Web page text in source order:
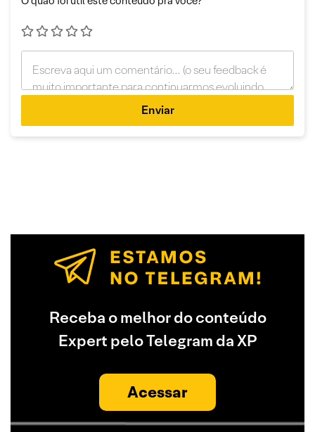
Enviar
Receba o melhor do conteúdo
Expert pelo Telegram da XP
Acessar